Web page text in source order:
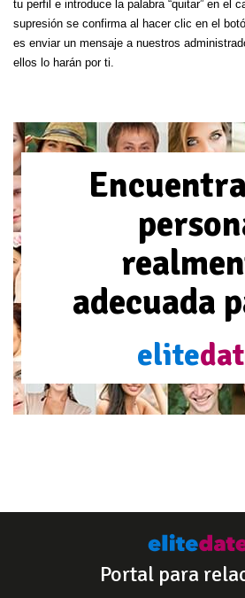
tu perfil e introduce la palabra “quitar” en el
supresión se confirma al hacer clic en el
es enviar un mensaje a nuestros
ellos lo harán por ti.
adecuada
elite
Portal para